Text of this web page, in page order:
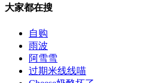
大家都在搜
自购
雨波
阿雪雪
过期米线线喵